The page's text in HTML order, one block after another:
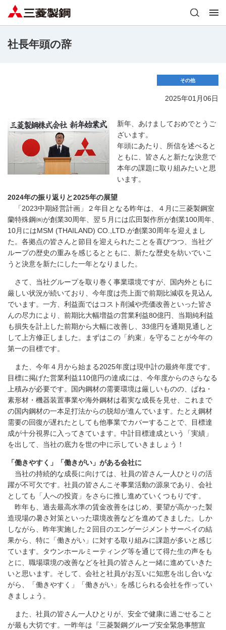
社長年頭の辞
その他
2025年01月06日
新年、あけましておめでとうご
ざいます。
年頭にあたり、所信を述べると
ともに、皆さんと新たな決意で
本年の課題に取り組みたいと思
います。
2024年の振り返りと2025年の展望
「2023中期経営計画」２年目となる昨年は、４月に三菱製鋼室
蘭特殊鋼㈱が創業30周年、翌５月には広田製作所が創業100周年、
10月にはMSM (THAILAND) CO.,LTD.が創業30周年を迎えまし
た。各拠点の皆さんと節目を迎えられたことを喜びつつ、当社グ
ループの歴史の重みを感じるとともに、新たな歴史を紡いでいこ
うと決意を新たにした一年となりました。
さて、当社グループを取り巻く事業環境ですが、国内外ともに
厳しい状況が続いており、今年度は売上面で前期比減収を見込ん
でいます。一方、利益面ではコスト削減や売価改善といった皆さ
んの尽力により、前期比大幅増益の営業利益80億円、当期純利益
も損失を計上した前期から大幅に改善し、33億円を通期見通しと
して上方修正しました。まずはこの「約束」を守ることが今年の
第一の目標です。
また、今年４月から始まる2025年度は現中計の最終年度です。
目標に掲げた営業利益110億円の達成には、今年度からのさらなる
上積みが必要です。国内鋼材の需要環境は厳しいものの、ばね・
素形材・機器装置事業や海外鋼材は着実な成長を見せ、これまで
の国内鋼材の一本足打法からの脱却が進んでいます。たとえ鋼材
需要の回復が遅れたとしても他事業でカバーすることで、目標達
成が十分視界に入ってきています。中計目標達成という「実績」
を出して、当社の底力を世の中に示していきましょう！
「働きやすく」「働きがい」がある会社に
当社の持続的な成長に向けては、社員の皆さん一人ひとりの活
躍が不可欠です。社員の皆さんこそ事業活動の源泉であり、会社
としても「人への投資」をさらに推し進めていくつもりです。
昨年も、過去最高水準の賃金改善をはじめ、要望が高かった製
造現場の暑さ対策といった環境改善などを進めてきました。しか
しながら、昨年実施した２回目のエンゲージメントサーベイの結
果から、特に「働きがい」に対する取り組みに課題が多いと感じ
ています。タウンホールミーティング等を通じて得た生の声をも
とに、職場環境の改善などを社員の皆さんと一緒に進めていきた
いと思います。そして、会社と社員がお互いに知恵を出し合いな
がら、「働きやすく」「働きがい」を感じられる会社を作ってい
きましょう。
また、社員の皆さん一人ひとりが、安全で健康に過ごせること
が最も大切です。一昨年は『三菱製鋼グループ安全緊急事態宣